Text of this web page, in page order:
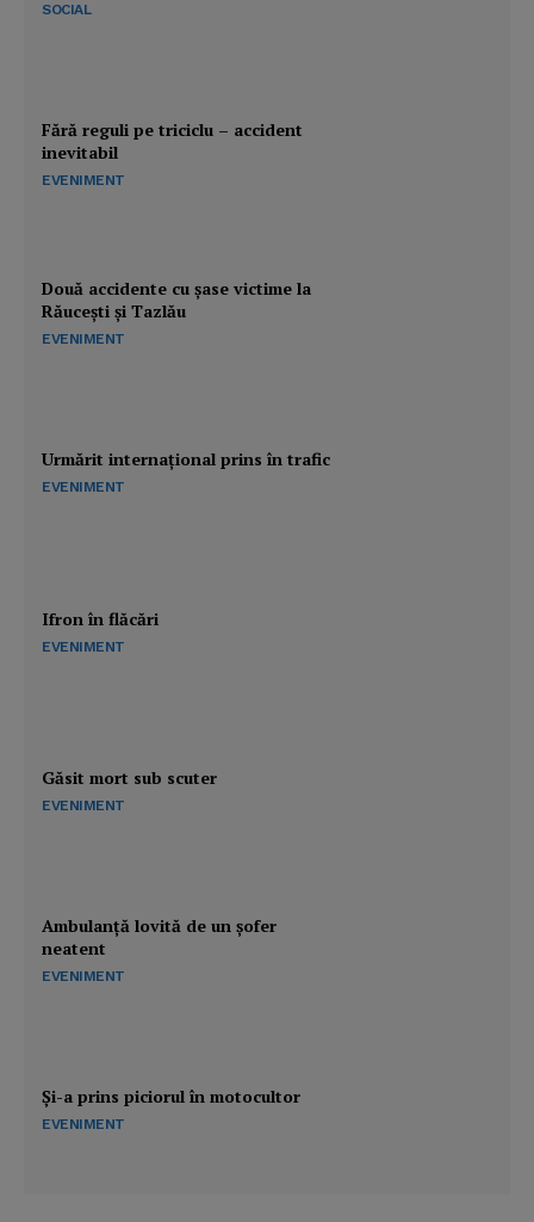
SOCIAL
Fără reguli pe triciclu – accident
inevitabil
EVENIMENT
Două accidente cu şase victime la
Răuceşti şi Tazlău
EVENIMENT
Urmărit internaţional prins în trafic
EVENIMENT
Ifron în flăcări
EVENIMENT
Găsit mort sub scuter
EVENIMENT
Ambulanţă lovită de un şofer
neatent
EVENIMENT
Şi-a prins piciorul în motocultor
EVENIMENT